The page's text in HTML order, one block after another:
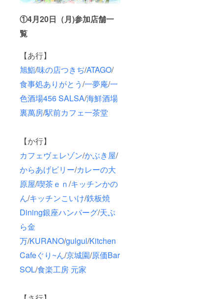
①4月20日（月)参加店舗一
覧
【あ行】
旭鮨/味の店つきぢ/ATAGO/
食事処ありがとう/一夢庵/一
色酒場456 SALSA/海鮮酒場
裏萬房/駅前カフェ一茶堂
【か行】
カフェヴェレゾン/かぶき屋/
からあげビリー/カレーの大
原屋/喫茶ｅｎ/キッチンかの
ん/キッチンこいけ/鉄板焼
Dining銀座ハンバーグ/天ぷ
ら金
万/KURANO/gulgul/Kitchen
Cafeぐり~ん/京城園/原価Bar
SOL/食楽工房 元家